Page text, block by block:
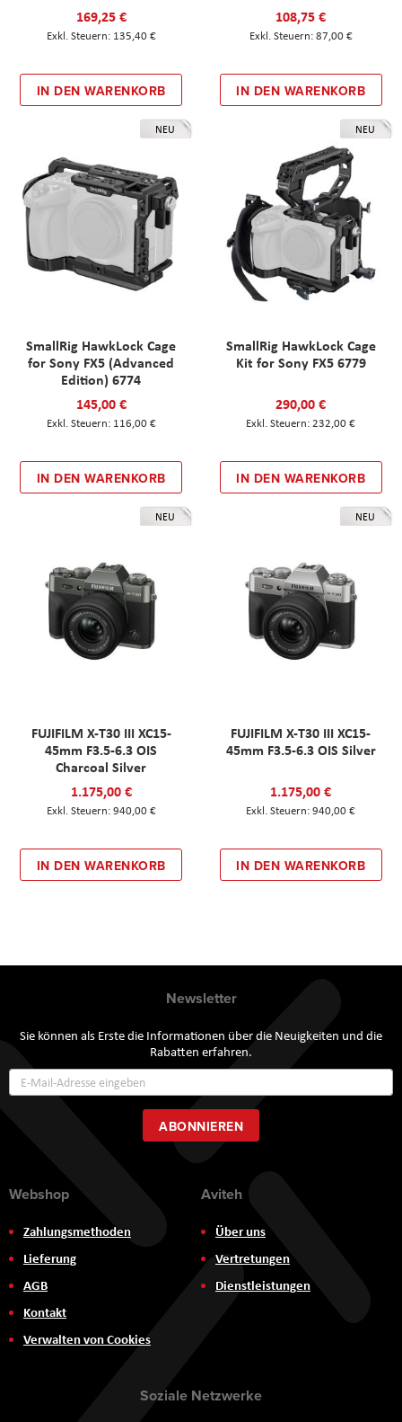
169,25 €
135,40 €
IN DEN WARENKORB
108,75 €
87,00 €
IN DEN WARENKORB
NEU
SmallRig HawkLock Cage
for Sony FX5 (Advanced
Edition) 6774
145,00 €
116,00 €
IN DEN WARENKORB
NEU
SmallRig HawkLock Cage
Kit for Sony FX5 6779
290,00 €
232,00 €
IN DEN WARENKORB
NEU
FUJIFILM X-T30 III XC15-
45mm F3.5-6.3 OIS
Charcoal Silver
1.175,00 €
940,00 €
IN DEN WARENKORB
NEU
FUJIFILM X-T30 III XC15-
45mm F3.5-6.3 OIS Silver
1.175,00 €
940,00 €
IN DEN WARENKORB
Newsletter
Sie können als Erste die Informationen über die Neuigkeiten und die
Rabatten erfahren.
zum
Newsletter:
ABONNIEREN
Webshop
Zahlungsmethoden
Lieferung
AGB
Kontakt
Verwalten von Cookies
Aviteh
Über uns
Vertretungen
Dienstleistungen
Soziale Netzwerke